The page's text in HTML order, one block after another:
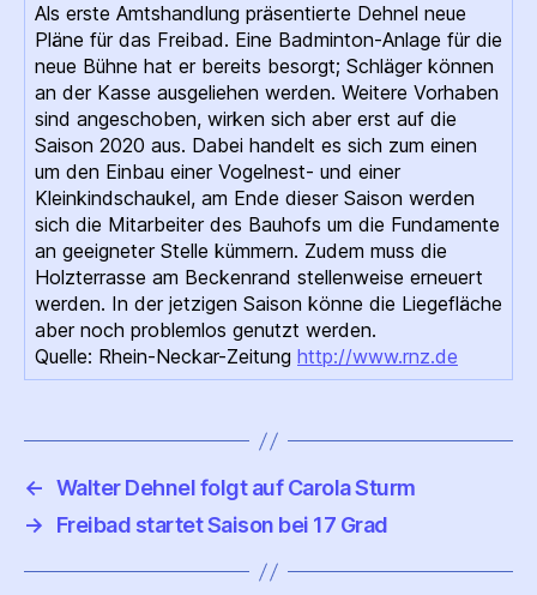
Als erste Amtshandlung präsentierte Dehnel neue
Pläne für das Freibad. Eine Badminton-Anlage für die
neue Bühne hat er bereits besorgt; Schläger können
an der Kasse ausgeliehen werden. Weitere Vorhaben
sind angeschoben, wirken sich aber erst auf die
Saison 2020 aus. Dabei handelt es sich zum einen
um den Einbau einer Vogelnest- und einer
Kleinkindschaukel, am Ende dieser Saison werden
sich die Mitarbeiter des Bauhofs um die Fundamente
an geeigneter Stelle kümmern. Zudem muss die
Holzterrasse am Beckenrand stellenweise erneuert
werden. In der jetzigen Saison könne die Liegefläche
aber noch problemlos genutzt werden.
Quelle: Rhein-Neckar-Zeitung http://www.rnz.de
← Walter Dehnel folgt auf Carola Sturm
→
Freibad startet Saison bei 17 Grad